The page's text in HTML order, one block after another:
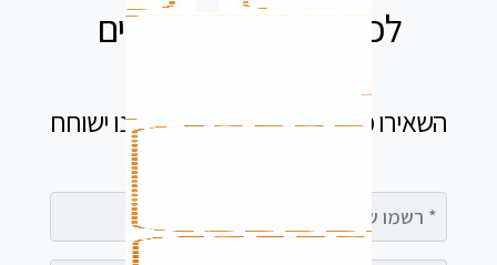
לכל שאלה אנחנו זמינים
השאירו פרטים בטופס ומיד נציג שלנו ישוחח